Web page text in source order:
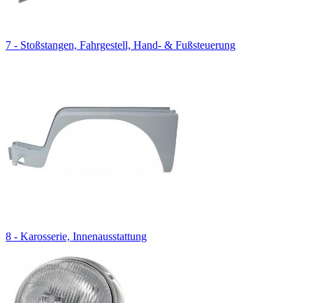
7 - Stoßstangen, Fahrgestell, Hand- & Fußsteuerung
8 - Karosserie, Innenausstattung